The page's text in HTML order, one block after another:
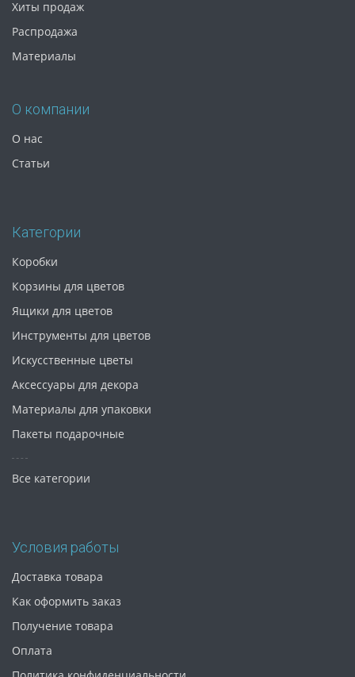
Хиты продаж
Распродажа
Материалы
О компании
О нас
Статьи
Категории
Коробки
Корзины для цветов
Ящики для цветов
Инструменты для цветов
Искусственные цветы
Аксессуары для декора
Материалы для упаковки
Пакеты подарочные
Все категории
Условия работы
Доставка товара
Как оформить заказ
Получение товара
Оплата